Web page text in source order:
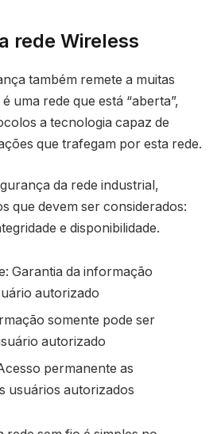
rede Wireless
também remete a muitas
uma rede que está “aberta”,
a tecnologia capaz de
que trafegam por esta rede.
da rede industrial,
que devem ser considerados:
e disponibilidade.
Garantia da informação
autorizado
somente pode ser
autorizado
permanente as
usuários autorizados